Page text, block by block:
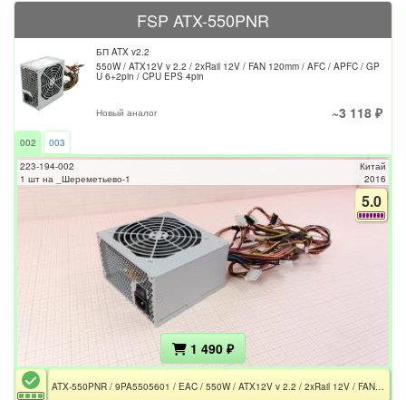
FSP ATX-550PNR
БП ATX v2.2
550W / ATX12V v 2.2 / 2xRail 12V / FAN 120mm / AFC / APFC / GP
U 6+2pin / CPU EPS 4pin
Новый аналог ~3 118 ₽
002
003
223-194-002
1 шт на _Шереметьево-1
Китай
2016
5.0
1 490 ₽
ATX-550PNR / 9PA5505601 / EAC / 550W / ATX12V v 2.2 / 2xRail 12V / FAN 120mm / AFC / APFC / GPU 6+2pin / CPU EPS 4pin